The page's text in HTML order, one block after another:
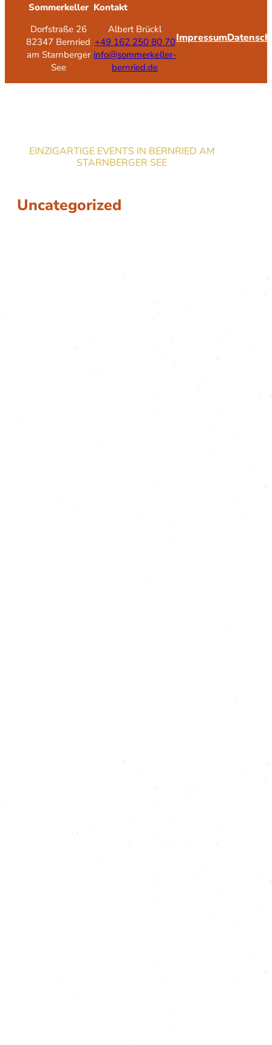
Sommerkeller
Dorfstraße 26
82347 Bernried
am Starnberger
See
Kontakt
Albert Brückl
+49 162 250 80 70
info@sommerkeller-
bernried.de
Impressum
EINZIGARTIGE EVENTS IN BERNRIED AM
STARNBERGER SEE
Uncategorized